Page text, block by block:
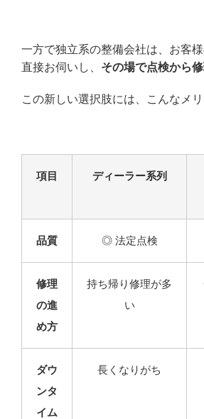
一方で独立系の整備会社は、お客
直接お伺いし、 その場で点検から
この新しい選択肢には、こんなメリ
項目 ディーラー系列
品質 ◎ 法定点検
修理
の進
め方
持ち帰り修理が多
い
ダウ
ンタ
イム
長くなりがち